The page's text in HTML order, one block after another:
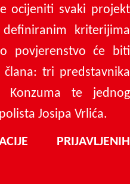
ocijeniti svaki projekt
kriterijima
povjerenstvo će biti
tri predstavnika
Konzuma te jednog
Josipa Vrlića.
PRIJAVLJENIH